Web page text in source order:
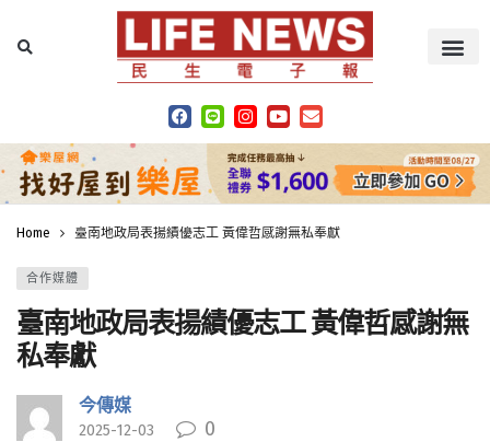
Home 臺南地政局表揚績優志工 黃偉哲感謝無私奉獻
合作媒體
臺南地政局表揚績優志工 黃偉哲感謝無
私奉獻
今傳媒
2025-12-03 0